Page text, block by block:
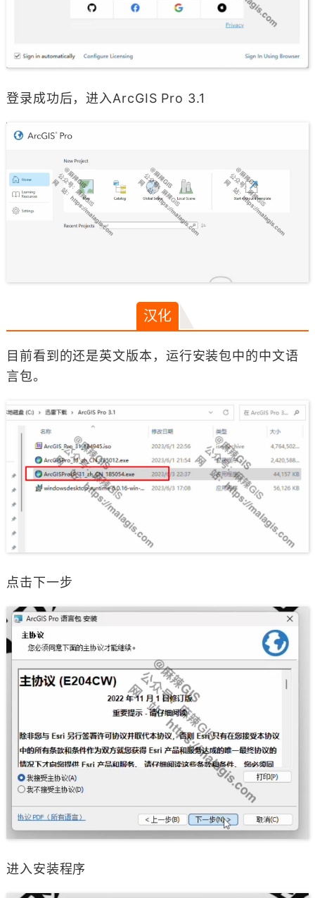
登录成功后，进入ArcGIS Pro 3.1
汉化
目前看到的还是英文版本，运行安装包中的中文语
言包。
点击下一步
进入安装程序